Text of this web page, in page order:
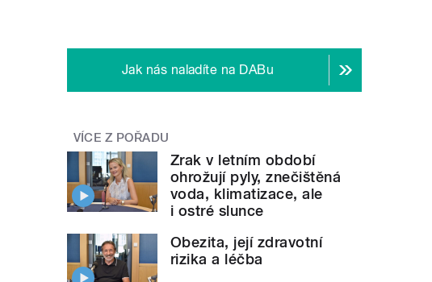
Jak nás naladíte na DABu
VÍCE Z POŘADU
Zrak v letním období
ohrožují pyly, znečištěná
voda, klimatizace, ale
i ostré slunce
Obezita, její zdravotní
rizika a léčba